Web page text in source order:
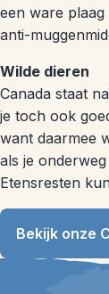
een ware
anti-
Wilde dieren
Canada staat
je toch ook
want daarmee
als je
Etensresten
Bekijk onze